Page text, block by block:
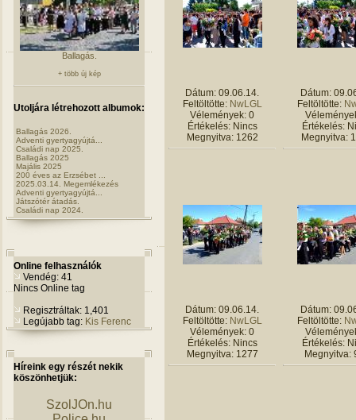
Ballagás.
+ több új kép
Utoljára létrehozott albumok:
Ballagás 2026.
Adventi gyertyagyújtá...
Családi nap 2025.
Ballagás 2025
Majális 2025
200 éves az Erzsébet ...
2025.03.14. Megemlékezés
Adventi gyertyagyújtá...
Játszótér átadás.
Családi nap 2024.
Online felhasználók
Vendég: 41
Nincs Online tag
Regisztráltak: 1,401
Legújabb tag: Kis Ferenc
Híreink egy részét nekik
köszönhetjük:
SzolJOn.hu
Dátum: 09.06.14.
Feltöltötte: NwLGL
Vélemények: 0
Értékelés: Nincs
Megnyitva: 1262
Dátum:
Feltöltötte:
Értékelés:
Megnyitva:
Dátum: 09.06.14.
Feltöltötte: NwLGL
Vélemények: 0
Értékelés: Nincs
Megnyitva: 1277
Dátum:
Feltöltötte:
Értékelés:
Megnyitva: